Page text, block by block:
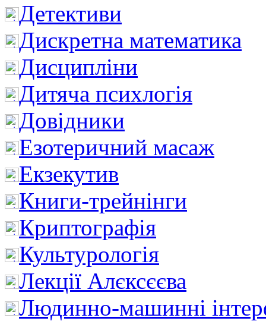
Детективи
Дискретна математика
Дисципліни
Дитяча психлогія
Довідники
Езотеричний масаж
Екзекутив
Книги-трейнінги
Криптографія
Культурологія
Лекції Алєксєєва
Людинно-машинні